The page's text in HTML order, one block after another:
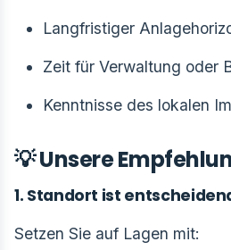
Langfristiger
Zeit für Verwaltung oder
Kenntnisse des lokalen
💡 Unsere
1. Standort ist
Setzen Sie auf Lagen mit: